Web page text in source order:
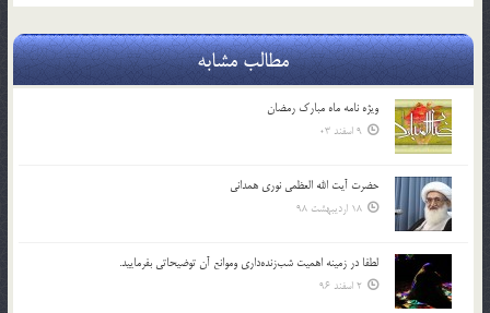
مطالب مشابه
ویژه نامه ماه مبارک رمضان
9 اسفند 03
حضرت آیت الله العظمی نوری همدانی
18 اردیبهشت 98
لطفا در زمينه اهميت شب‌زنده‌داري وموانع آن توضيحاتي بفرماييد.
2 اسفند 96